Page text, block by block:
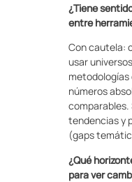
¿Tiene
entre
Con cautela:
usar
metodologías
números
comparables.
tendencias y
(gaps
¿Qué
para ver